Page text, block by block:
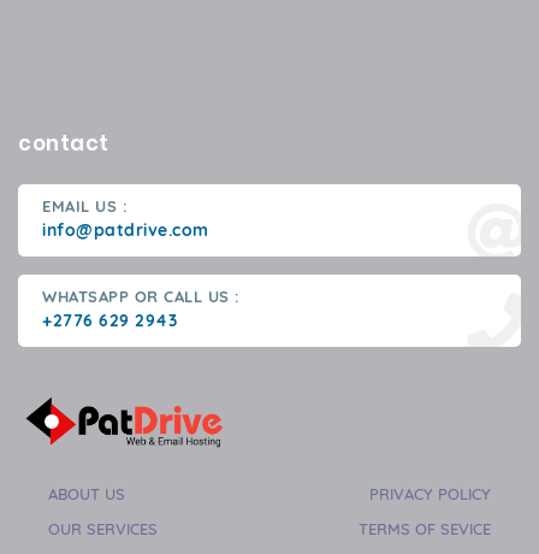
contact
EMAIL US :
info@patdrive.com
WHATSAPP OR CALL US :
+2776 629 2943
ABOUT US
OUR SERVICES
PRIVACY POLICY
TERMS OF SEVICE